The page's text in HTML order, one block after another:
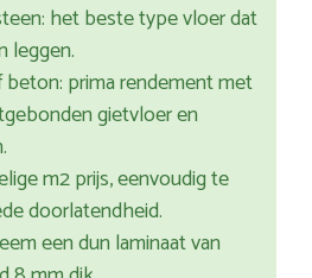
het beste type vloer dat
leggen.
prima rendement met
gietvloer en
m2 prijs, eenvoudig te
doorlatendheid.
een dun laminaat van